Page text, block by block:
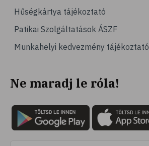
Hűségkártya tájékoztató
Patikai Szolgáltatások ÁSZF
Munkahelyi kedvezmény tájékoztató
Ne maradj le róla!